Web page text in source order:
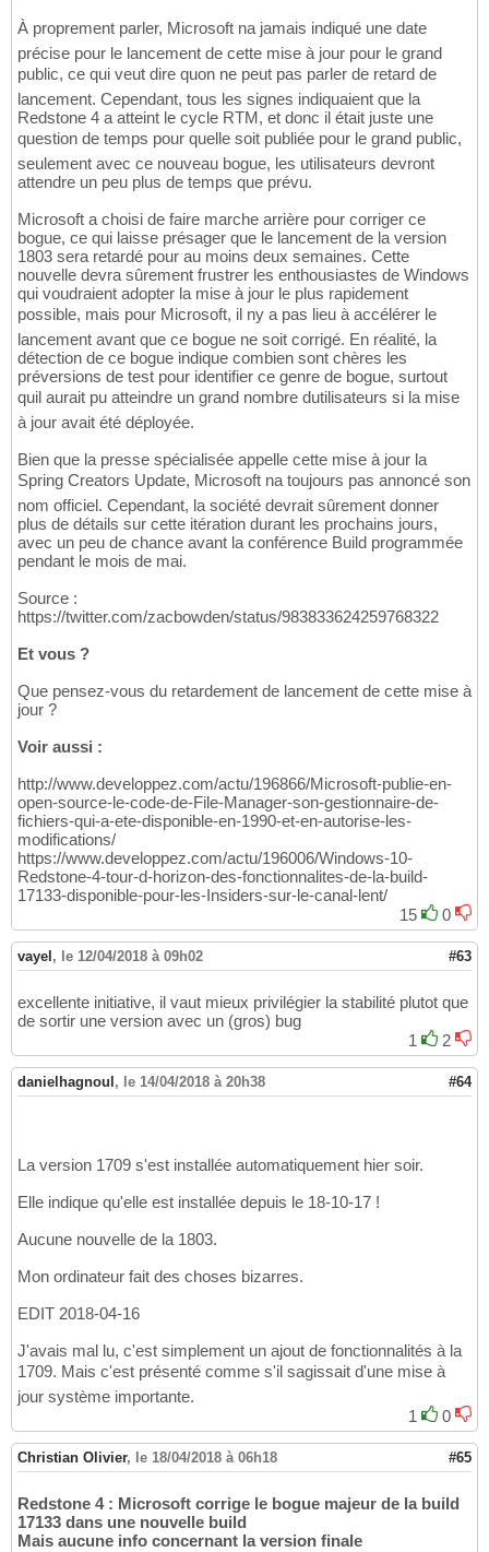
À proprement parler, Microsoft na jamais indiqué une date
précise pour le lancement de cette mise à jour pour le grand
public, ce qui veut dire quon ne peut pas parler de retard de
lancement. Cependant, tous les signes indiquaient que la
Redstone 4 a atteint le cycle RTM, et donc il était juste une
question de temps pour quelle soit publiée pour le grand public,
seulement avec ce nouveau bogue, les utilisateurs devront
attendre un peu plus de temps que prévu.
Microsoft a choisi de faire marche arrière pour corriger ce
bogue, ce qui laisse présager que le lancement de la version
1803 sera retardé pour au moins deux semaines. Cette
nouvelle devra sûrement frustrer les enthousiastes de Windows
qui voudraient adopter la mise à jour le plus rapidement
possible, mais pour Microsoft, il ny a pas lieu à accélérer le
lancement avant que ce bogue ne soit corrigé. En réalité, la
détection de ce bogue indique combien sont chères les
préversions de test pour identifier ce genre de bogue, surtout
quil aurait pu atteindre un grand nombre dutilisateurs si la mise
à jour avait été déployée.
Bien que la presse spécialisée appelle cette mise à jour la
Spring Creators Update, Microsoft na toujours pas annoncé son
nom officiel. Cependant, la société devrait sûrement donner
plus de détails sur cette itération durant les prochains jours,
avec un peu de chance avant la conférence Build programmée
pendant le mois de mai.
Source :
https://twitter.com/zacbowden/status/983833624259768322
Et vous ?
Que pensez-vous du retardement de lancement de cette mise à
jour ?
Voir aussi :
http://www.developpez.com/actu/196866/Microsoft-publie-en-
open-source-le-code-de-File-Manager-son-gestionnaire-de-
fichiers-qui-a-ete-disponible-en-1990-et-en-autorise-les-
modifications/
https://www.developpez.com/actu/196006/Windows-10-
Redstone-4-tour-d-horizon-des-fonctionnalites-de-la-build-
17133-disponible-pour-les-Insiders-sur-le-canal-lent/
15
0
vayel , le 12/04/2018 à 09h02 #63
excellente initiative, il vaut mieux privilégier la stabilité plutot que
de sortir une version avec un (gros) bug
1
2
danielhagnoul , le 14/04/2018 à 20h38 #64
La version 1709 s'est installée automatiquement hier soir.
Elle indique qu'elle est installée depuis le 18-10-17 !
Aucune nouvelle de la 1803.
Mon ordinateur fait des choses bizarres.
EDIT 2018-04-16
J'avais mal lu, c'est simplement un ajout de fonctionnalités à la
1709. Mais c'est présenté comme s'il sagissait d'une mise à
jour système importante.
1
0
Christian Olivier, le 18/04/2018 à 06h18 #65
Redstone 4 : Microsoft corrige le bogue majeur de la build
17133 dans une nouvelle build
Mais aucune info concernant la version finale